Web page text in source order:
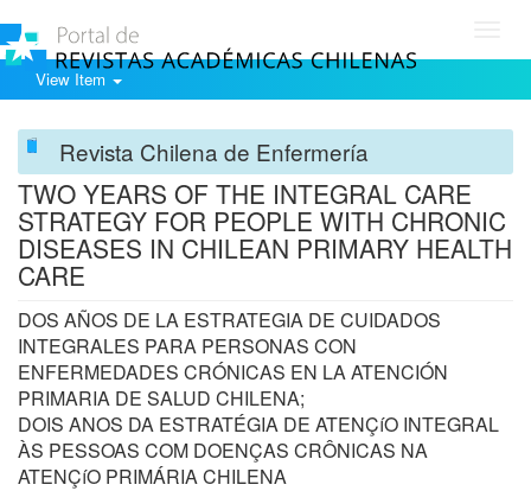
View Item
Revista Chilena de Enfermería
TWO YEARS OF THE INTEGRAL CARE
STRATEGY FOR PEOPLE WITH CHRONIC
DISEASES IN CHILEAN PRIMARY HEALTH
CARE
DOS AÑOS DE LA ESTRATEGIA DE CUIDADOS
INTEGRALES PARA PERSONAS CON
ENFERMEDADES CRÓNICAS EN LA ATENCIÓN
PRIMARIA DE SALUD CHILENA;
DOIS ANOS DA ESTRATÉGIA DE ATENÇíO INTEGRAL
ÀS PESSOAS COM DOENÇAS CRÔNICAS NA
ATENÇíO PRIMÁRIA CHILENA